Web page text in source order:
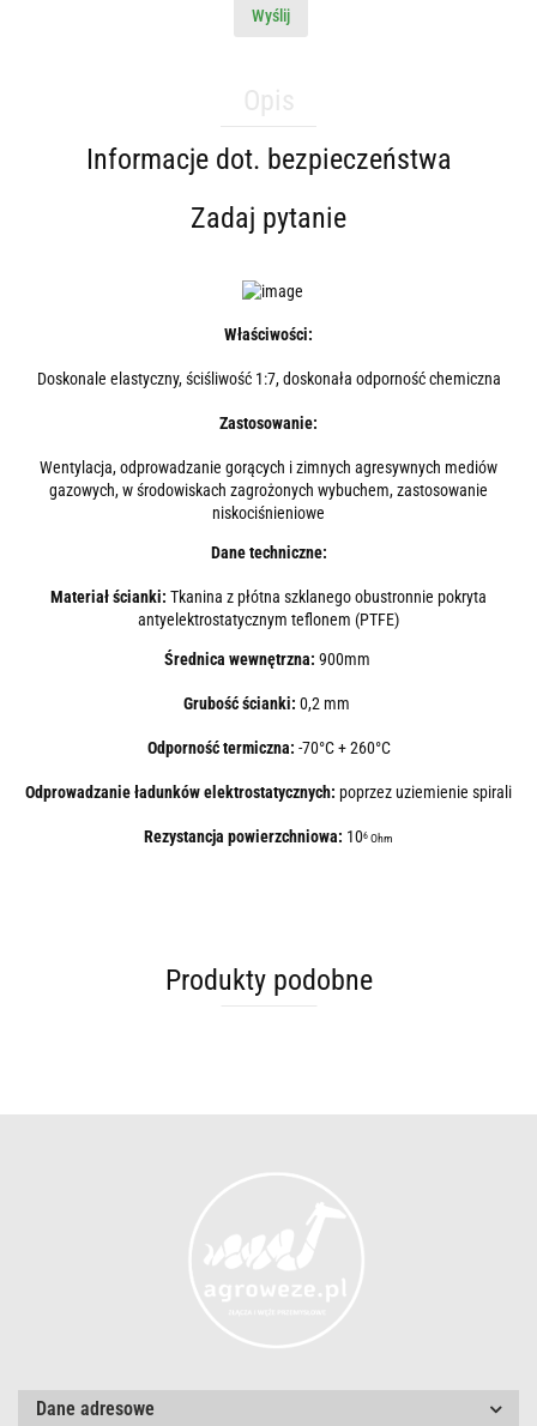
Wyślij
Informacje dot. bezpieczeństwa
Zadaj pytanie
Właściwości:
Doskonale elastyczny, ściśliwość 1:7, doskonała odporność chemiczna
Zastosowanie:
Wentylacja, odprowadzanie gorących i zimnych agresywnych mediów
gazowych, w środowiskach zagrożonych wybuchem, zastosowanie
niskociśnieniowe
Dane techniczne:
Materiał ścianki: Tkanina z płótna szklanego obustronnie pokryta
antyelektrostatycznym teflonem (PTFE)
Średnica wewnętrzna: 900mm
Grubość ścianki: 0,2 mm
Odporność termiczna: -70°C + 260°C
Odprowadzanie ładunków elektrostatycznych: poprzez uziemienie spirali
Rezystancja powierzchniowa: 106 Ohm
Produkty podobne
Dane adresowe